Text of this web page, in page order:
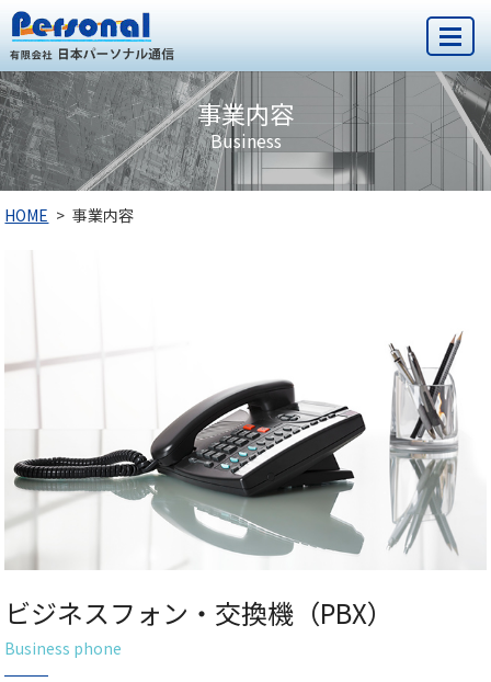
MENU
事業内容
Business
HOME 事業内容
ビジネスフォン・交換機（PBX）
Business phone